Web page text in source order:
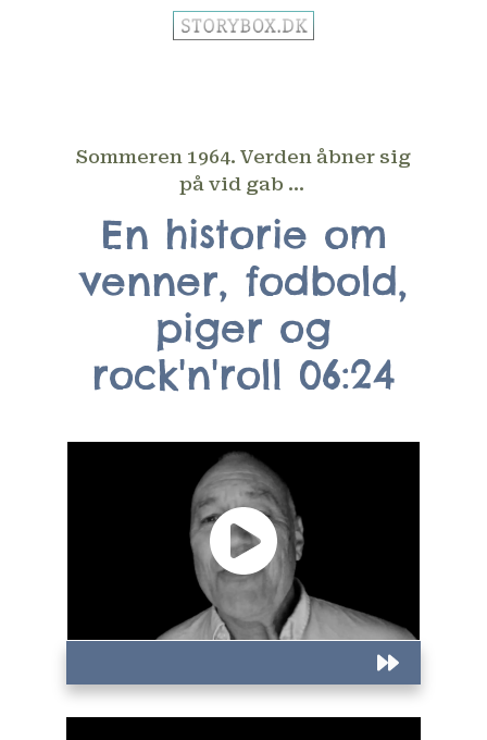
Sommeren 1964. Verden åbner sig
på vid gab ...
En historie om
venner, fodbold,
piger og
rock'n'roll 06:24